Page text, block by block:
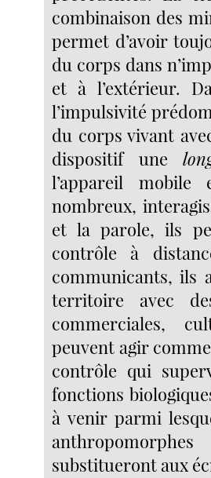
combinaison des
permet d’avoir
du corps dans
et à l’extérieur.
l’impulsivité
du corps vivant
dispositif une
l’appareil
nombreux,
et la parole, ils
contrôle à
communicants, ils
territoire avec
commerciales,
peuvent agir
contrôle qui
fonctions
à venir parmi
substitueront aux